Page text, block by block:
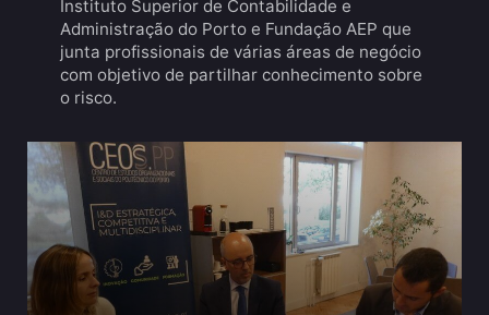
Instituto Superior de Contabilidade e
Administração do Porto e Fundação AEP que
junta profissionais de várias áreas de negócio
com objetivo de partilhar conhecimento sobre
o risco.